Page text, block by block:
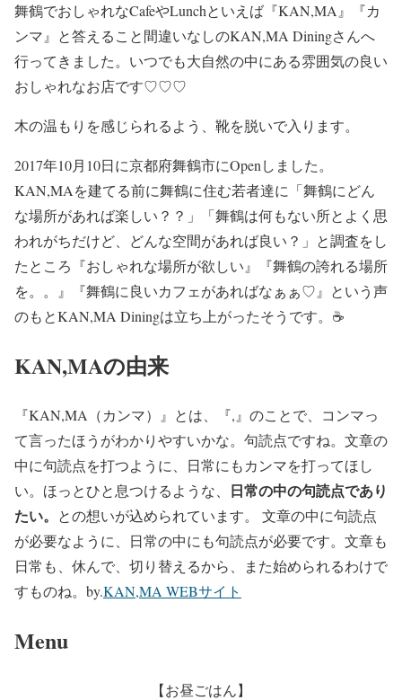
舞鶴でおしゃれなCafeやLunchといえば『KAN,MA』『カ
ンマ』と答えること間違いなしのKAN,MA Diningさんへ
行ってきました。いつでも大自然の中にある雰囲気の良い
おしゃれなお店です♡♡♡
木の温もりを感じられるよう、靴を脱いで入ります。
2017年10月10日に京都府舞鶴市にOpenしました。
KAN,MAを建てる前に舞鶴に住む若者達に「舞鶴にどん
な場所があれば楽しい？？」「舞鶴は何もない所とよく思
われがちだけど、どんな空間があれば良い？」と調査をし
たところ『おしゃれな場所が欲しい』『舞鶴の誇れる場所
を。。』『舞鶴に良いカフェがあればなぁぁ♡』という声
のもとKAN,MA Diningは立ち上がったそうです。☕️
KAN,MAの由来
『KAN,MA（カンマ）』とは、『,』のことで、コンマっ
て言ったほうがわかりやすいかな。句読点ですね。文章の
中に句読点を打つように、日常にもカンマを打ってほし
い。ほっとひと息つけるような、 日常の中の句読点であり
たい。 との想いが込められています。 文章の中に句読点
が必要なように、日常の中にも句読点が必要です。文章も
日常も、休んで、切り替えるから、また始められるわけで
すものね。by.KAN,MA WEBサイト
Menu
【お昼ごはん】